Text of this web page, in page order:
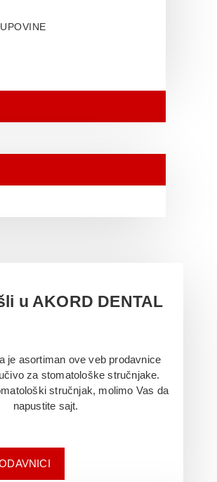
u AKORD DENTAL
je asortiman ove veb prodavnice
za stomatološke stručnjake.
stručnjak, molimo Vas da
napustite sajt.